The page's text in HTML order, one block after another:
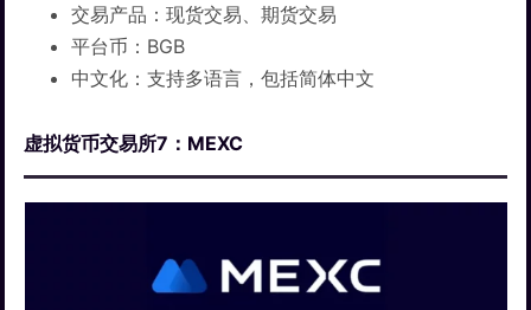
交易产品：现货交易、期货交易
平台币：BGB
中文化：支持多语言，包括简体中文
虚拟货币交易所7：MEXC